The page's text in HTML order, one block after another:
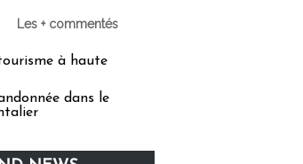
Les + commentés
à haute
dans le